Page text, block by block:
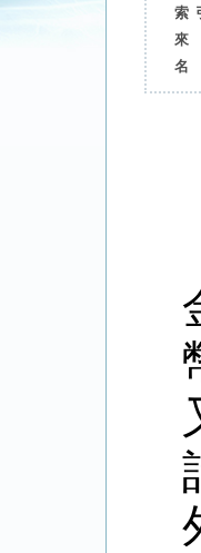
索
來
名